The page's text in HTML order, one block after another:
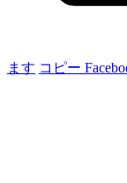
ます コピー